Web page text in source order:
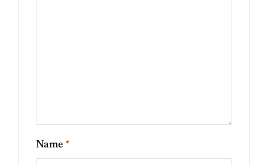
Name *